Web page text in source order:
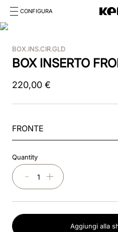
CONFIGURA
Cosa stai cercando?
4.inserti
5.polo
accessori
7.front
BOX.INS.CIR.GLD
BOX INSERTO
220,00 €
FRONTE
Quantity
＋
－
Aggiungi alla